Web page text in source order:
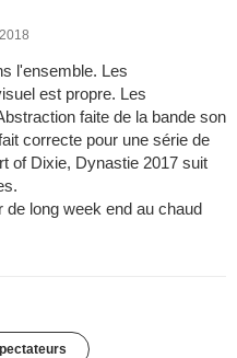
l'ensemble. Les
est propre. Les
faite de la bande son
correcte pour une série de
of Dixie, Dynastie 2017 suit
long week end au chaud